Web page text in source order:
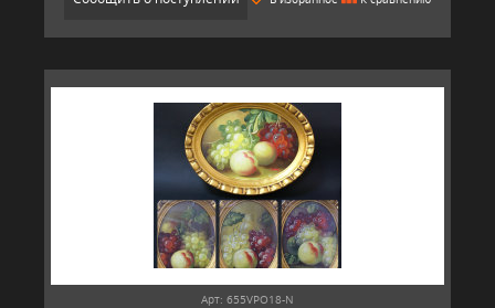
Арт: 655VPO18-N